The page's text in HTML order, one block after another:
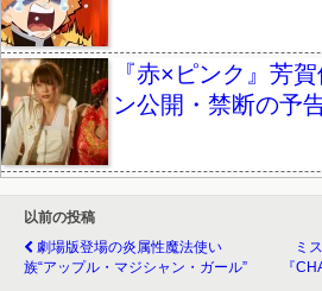
『赤×ピンク』芳
ン公開・禁断の予
以前の投稿
劇場版登場の炎属性魔法使い
族“アップル・マジシャン・ガール”
ミ
『